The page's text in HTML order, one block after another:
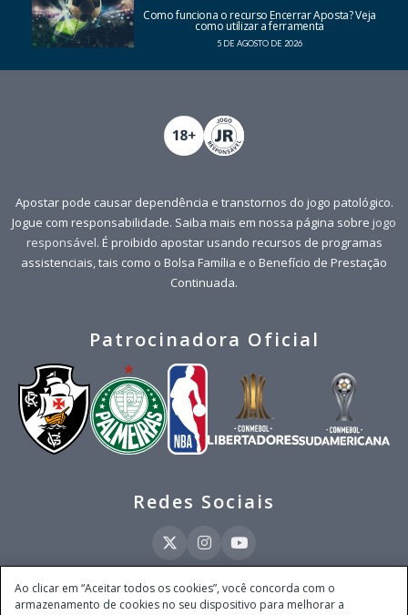
Como funciona o recurso Encerrar Aposta? Veja
como utilizar a ferramenta
5 DE AGOSTO DE 2026
Apostar pode causar dependência e transtornos do jogo patológico.
Jogue com responsabilidade. Saiba mais em nossa página sobre jogo
responsável. É proibido apostar usando recursos de programas
assistenciais, tais como o Bolsa Família e o Benefício de Prestação
Continuada.
Patrocinadora Oficial
Redes Sociais
Este site é operado pela Ventmear Brasil LTDA (CNPJ 52.868.380/0001-84), com
Ao clicar em “Aceitar todos os cookies”, você concorda com o
armazenamento de cookies no seu dispositivo para melhorar a